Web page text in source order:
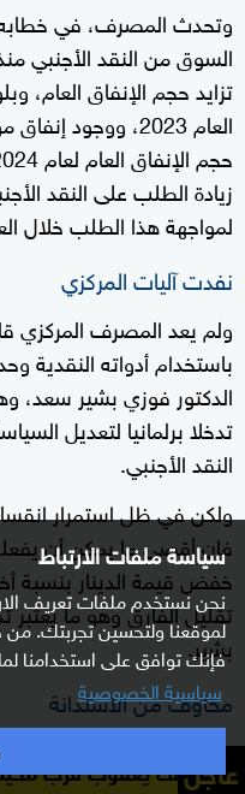
سياسة ملفات الارتباط
نحن نستخدم ملفات تعريف
لموقعنا ولتحسين تجربتك. من
فإنك توافق على استخدامنا
سياسية الخصوصية
وتحدث المصرف، في
السوق من النقد الأجنبي
العام 2023،
زيادة الطلب على النقد
لمواجهة هذا الطلب خلال
نفدت آليات المركزي
ولم يعد المصرف المركزي
باستخدام أدواته النقدية
الدكتور فوزي بشير سعد،
تدخلا برلمانيا لتعديل
النقد الأجنبي.
ولكن في ظل استمرار
فإن أقصي ما يمكن أن
خفض قيمة الدينار بنسبة
تقليل الفارق وهو ما يعتبر
بشير.
مخاوف من الاستدانة
وما يخشاه المصرف
الأجنبية بمختلف أنواعها
عاجلقرب مخيم قلنديا في